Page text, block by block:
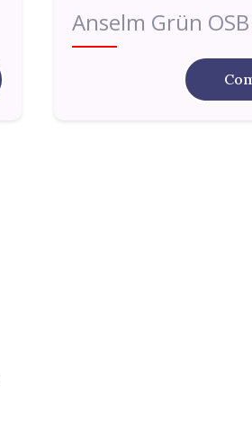
Anselm Grün OSB